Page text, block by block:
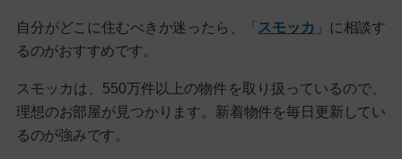
自分がどこに住むべきか迷ったら、「 スモッカ 」に相談す
るのがおすすめです。
スモッカは、550万件以上の物件を取り扱っているので、
理想のお部屋が見つかります。新着物件を毎日更新してい
るのが強みです。